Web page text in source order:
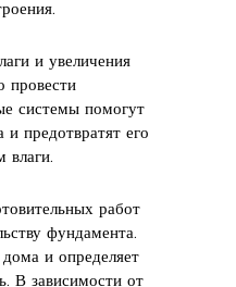
и увеличения
провести
системы помогут
предотвратят его
влаги.
работ
фундамента.
и определяет
В зависимости от